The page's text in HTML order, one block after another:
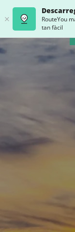
RouteYou
tan fàcil